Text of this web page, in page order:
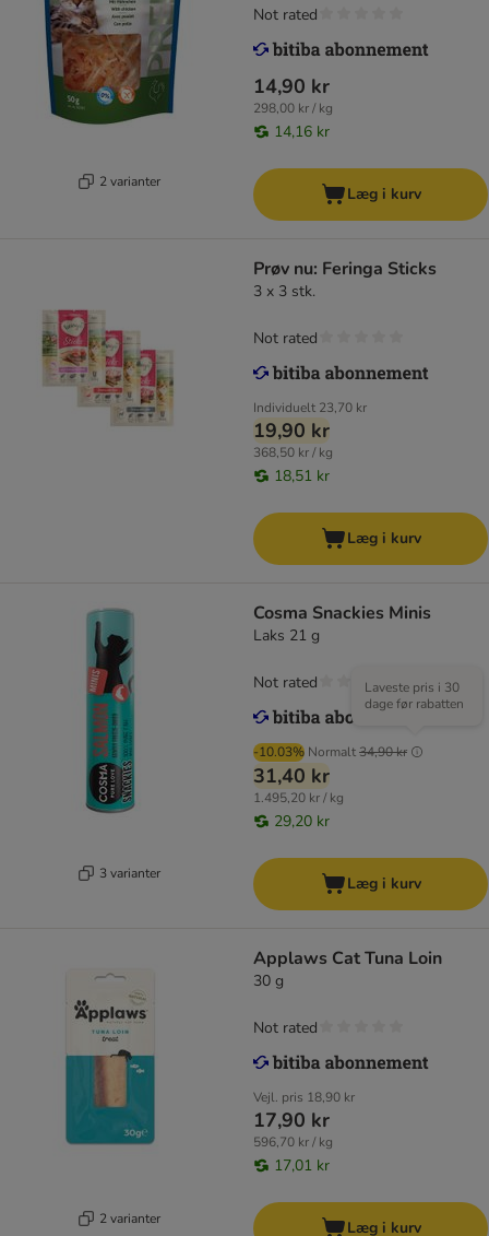
2 varianter
14,90 kr
298,00 kr / kg
14,16 kr
Not rated
Læg i kurv
Prøv nu: Feringa Sticks
3 x 3 stk.
Individuelt 23,70 kr
19,90 kr
368,50 kr / kg
18,51 kr
Not rated
Læg i kurv
3 varianter
Cosma Snackies Minis
Laks 21 g
-10.03% Normalt34,90 kr
Laveste pris i 30
dage før rabatten
31,40 kr
1.495,20 kr / kg
29,20 kr
Not rated
Læg i kurv
2 varianter
Applaws Cat Tuna Loin
30 g
Vejl. pris 18,90 kr
17,90 kr
596,70 kr / kg
17,01 kr
Not rated
Læg i kurv